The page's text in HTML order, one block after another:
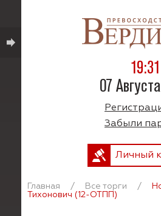
19:31
07
Забыли
Личный
Главная / Все торги /
Тихонович (12-ОТПП)